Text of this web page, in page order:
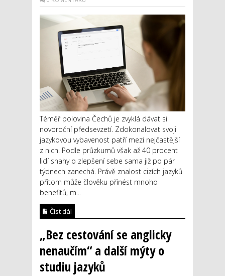
Téměř polovina Čechů je zvyklá dávat si
novoroční předsevzetí. Zdokonalovat svoji
jazykovou vybavenost patří mezi nejčastější
z nich. Podle průzkumů však až 40 procent
lidí snahy o zlepšení sebe sama již po pár
týdnech zanechá. Právě znalost cizích jazyků
přitom může člověku přinést mnoho
benefitů, m...
Číst dál
„Bez cestování se anglicky
nenaučím“ a další mýty o
studiu jazyků